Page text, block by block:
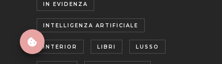
IN EVIDENZA
INTELLIGENZA ARTIFICIALE
INTERIOR LIBRI LUSSO